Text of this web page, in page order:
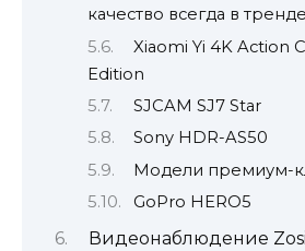
качество всегда в тренде
Xiaomi Yi 4K Action
Edition
SJCAM SJ7 Star
Sony HDR-AS50
Модели премиум-
GoPro HERO5
Видеонаблюдение